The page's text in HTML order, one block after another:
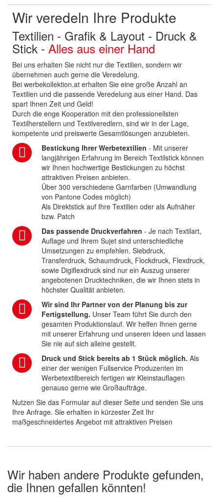
Wir veredeln Ihre Produkte
Textilien - Grafik & Layout - Druck &
Stick - Alles aus einer Hand
Bei uns erhalten Sie nicht nur die Textilien, sondern wir
übernehmen auch gerne die Veredelung.
Bei werbekollektion.at erhalten Sie eine große Anzahl an
Textilien und die passende Veredelung aus einer Hand. Das
spart Ihnen Zeit und Geld!
Durch die enge Kooperation mit den professionellsten
Textilherstellern und Textilveredlern, sind wir in der Lage,
kompetente und preiswerte Gesamtlösungen anzubieten.
Bestickung Ihrer Werbetextilien - Mit unserer
langjährigen Erfahrung im Bereich Textilstick können
wir Ihnen hochwertige Bestickungen zu höchst
attraktiven Preisen anbieten.
Über 300 verschiedene Garnfarben (Umwandlung
von Pantone Codes möglich)
Als Direktstick auf Ihre Textilien oder als Aufnäher
bzw. Patch
Das passende Druckverfahren - Je nach Textilart,
Auflage und Ihrem Sujet sind unterschiedliche
Umsetzungen zu empfehlen. Siebdruck,
Transferdruck, Schaumdruck, Flockdruck, Flexdruck,
sowie Digiflexdruck sind nur ein Auszug unserer
angebotenen Drucktechniken, die wir Ihnen stets in
höchster Qualität anbieten.
Wir sind Ihr Partner von der Planung bis zur
Fertigstellung. Unser Team führt Sie durch den
gesamten Produktionslauf. Wir helfen Ihnen gerne
mit unserer Erfahrung und unseren Ideen und lassen
Sie nie auf sich alleine gestellt.
Druck und Stick bereits ab 1 Stück möglich. Als
einer der wenigen Fullservice Produzenten im
Werbetextilbereich fertigen wir Kleinstauflagen
genauso gerne wie Großaufträge.
Nutzen Sie das Formular auf dieser Seite und senden Sie uns
Ihre Anfrage. Sie erhalten in kürzester Zeit Ihr
maßgeschneidertes Angebot mit attraktiven Preisen
Wir haben andere Produkte gefunden,
die Ihnen gefallen könnten!